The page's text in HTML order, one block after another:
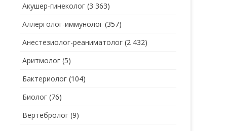
РЕНТГЕНОЛОГ
СТОМАТОЛОГ
СТОМАТОЛОГ-ОРТОДОНТ
Акушер-гинеколог (3 363)
Аллерголог-иммунолог (357)
Анестезиолог-реаниматолог (2 432)
Аритмолог (5)
Бактериолог (104)
Биолог (76)
Вертебролог (9)